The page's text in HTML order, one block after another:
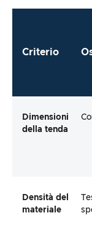
Criterio
Dimensioni
della tenda
Densità del
materiale